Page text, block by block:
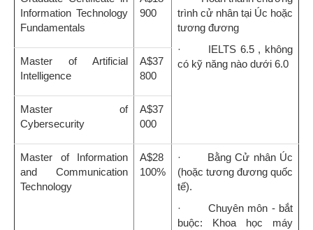
Information Technology
Fundamentals
900
trình cử nhân tại Úc hoặc
tương đương
· IELTS 6.5 , không
có kỹ năng nào dưới 6.0
Master of Artificial
Intelligence
A$37
800
Master of
Cybersecurity
A$37
000
Master of Information
and Communication
Technology
A$28
100%
· Bằng Cử nhân Úc
(hoặc tương đương quốc
tế).
· Chuyên môn - bắt
buộc: Khoa học máy